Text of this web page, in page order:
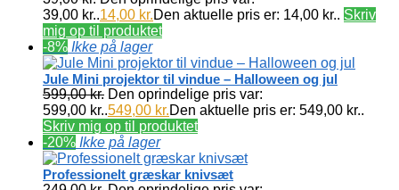
39,00 kr..14,00 kr.Den aktuelle pris er: 14,00 kr.. Skriv
mig op til produktet
-8% Ikke på lager
Jule Mini projektor til vindue – Halloween og jul
599,00kr. Den oprindelige pris var:
599,00 kr..549,00 kr.Den aktuelle pris er: 549,00 kr..
Skriv mig op til produktet
-20% Ikke på lager
Professionelt græskar knivsæt